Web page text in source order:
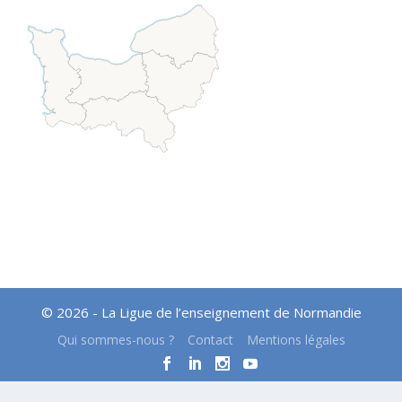
© 2026 - La Ligue de l’enseignement de Normandie
Qui sommes-nous ? Contact Mentions légales